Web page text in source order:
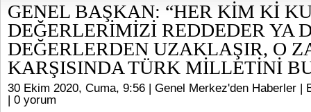
GENEL BAŞKAN: “HER KİM Kİ
DEĞERLERİMİZİ REDDEDER YA
DEĞERLERDEN UZAKLAŞIR, O
KARŞISINDA TÜRK MİLLETİNİ
30 Ekim 2020, Cuma, 9:56 | Genel Merkez'den Haberler |
| 0 yorum